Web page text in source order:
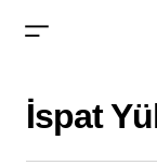
İspat